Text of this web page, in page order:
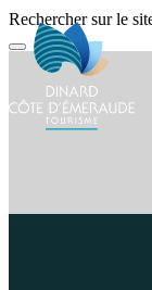
Rechercher sur le